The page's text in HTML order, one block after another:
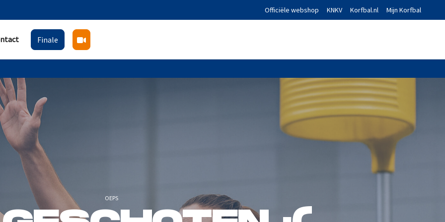
Officiële webshop KNKV Korfbal.nl Mijn Korfbal
Finale
OEPS